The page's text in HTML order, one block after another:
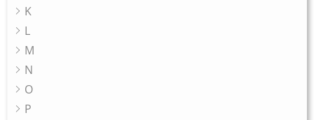
K
L
M
N
O
P